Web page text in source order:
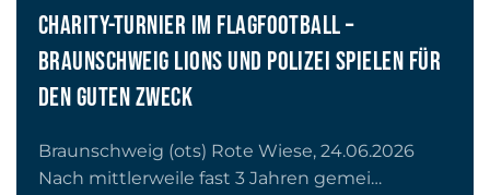
CHARITY-TURNIER IM FLAGFOOTBALL –
BRAUNSCHWEIG LIONS UND POLIZEI SPIELEN FÜR
DEN GUTEN ZWECK
Braunschweig (ots) Rote Wiese, 24.06.2026
Nach mittlerweile fast 3 Jahren gemei…